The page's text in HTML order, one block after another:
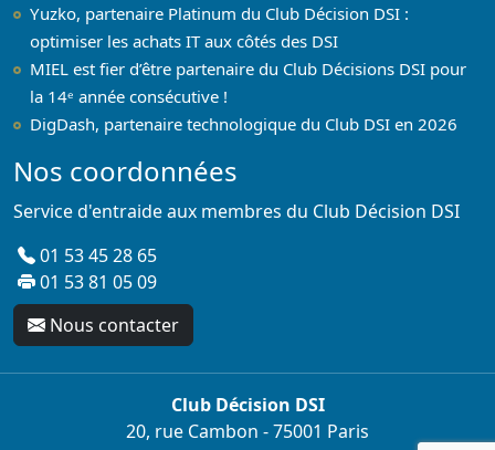
Yuzko, partenaire Platinum du Club Décision DSI :
optimiser les achats IT aux côtés des DSI
MIEL est fier d’être partenaire du Club Décisions DSI pour
la 14ᵉ année consécutive !
DigDash, partenaire technologique du Club DSI en 2026
Nos coordonnées
Service d'entraide aux membres du Club Décision DSI
01 53 45 28 65
01 53 81 05 09
Nous contacter
Club Décision DSI
20, rue Cambon - 75001 Paris